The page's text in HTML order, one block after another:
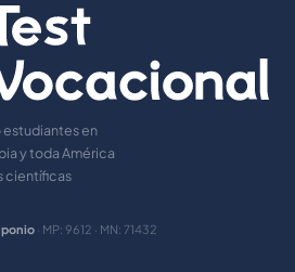
estudiantes en
y toda América
científicas
· MP: 9612 · MN: 71432